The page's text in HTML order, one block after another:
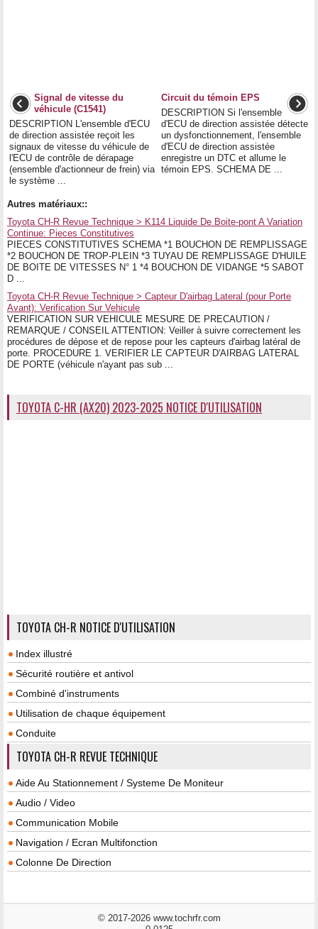
Signal de vitesse du
véhicule (C1541)
DESCRIPTION L'ensemble d'ECU
de direction assistée reçoit les
signaux de vitesse du véhicule de
l'ECU de contrôle de dérapage
(ensemble d'actionneur de frein) via
le système ...
Circuit du témoin EPS
DESCRIPTION Si l'ensemble
d'ECU de direction assistée détecte
un dysfonctionnement, l'ensemble
d'ECU de direction assistée
enregistre un DTC et allume le
témoin EPS. SCHEMA DE ...
Autres matériaux::
Toyota CH-R Revue Technique > K114 Liquide De Boite-pont A Variation
Continue: Pieces Constitutives
PIECES CONSTITUTIVES SCHEMA *1 BOUCHON DE REMPLISSAGE
*2 BOUCHON DE TROP-PLEIN *3 TUYAU DE REMPLISSAGE D'HUILE
DE BOITE DE VITESSES N° 1 *4 BOUCHON DE VIDANGE *5 SABOT
D ...
Toyota CH-R Revue Technique > Capteur D'airbag Lateral (pour Porte
Avant): Verification Sur Vehicule
VERIFICATION SUR VEHICULE MESURE DE PRECAUTION /
REMARQUE / CONSEIL ATTENTION: Veiller à suivre correctement les
procédures de dépose et de repose pour les capteurs d'airbag latéral de
porte. PROCEDURE 1. VERIFIER LE CAPTEUR D'AIRBAG LATERAL
DE PORTE (véhicule n'ayant pas sub ...
TOYOTA C-HR (AX20) 2023-2025 NOTICE D'UTILISATION
TOYOTA CH-R NOTICE D'UTILISATION
Index illustré
Sécurité routière et antivol
Combiné d'instruments
Utilisation de chaque équipement
Conduite
TOYOTA CH-R REVUE TECHNIQUE
Aide Au Stationnement / Systeme De Moniteur
Audio / Video
Communication Mobile
Navigation / Ecran Multifonction
Colonne De Direction
© 2017-2026 www.tochrfr.com